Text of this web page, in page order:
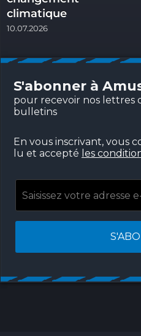
climatique
10.07.2026